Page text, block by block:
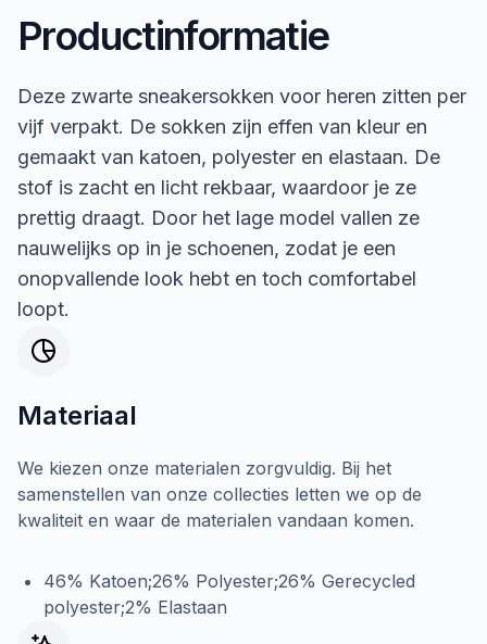
Productinformatie
Deze zwarte sneakersokken voor heren zitten per
vijf verpakt. De sokken zijn effen van kleur en
gemaakt van katoen, polyester en elastaan. De
stof is zacht en licht rekbaar, waardoor je ze
prettig draagt. Door het lage model vallen ze
nauwelijks op in je schoenen, zodat je een
onopvallende look hebt en toch comfortabel
loopt.
Materiaal
We kiezen onze materialen zorgvuldig. Bij het
samenstellen van onze collecties letten we op de
kwaliteit en waar de materialen vandaan komen.
46% Katoen;26% Polyester;26% Gerecycled
polyester;2% Elastaan